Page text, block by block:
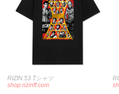
RIZIN.53 Tシャツ
shop.rizinff.com